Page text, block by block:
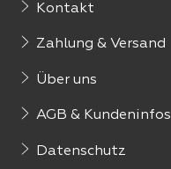
Kontakt
Zahlung & Versand
Über uns
AGB & Kundeninfos
Datenschutz